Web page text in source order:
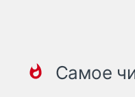
Самое